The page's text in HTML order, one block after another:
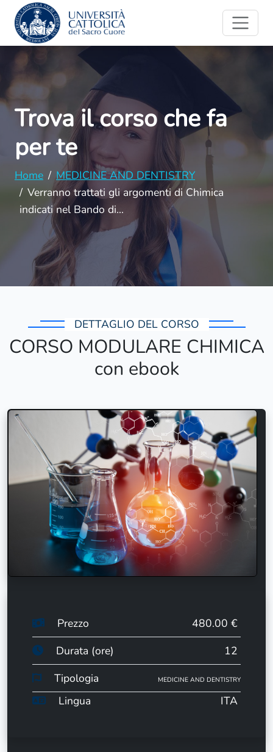
Trova il corso che fa
per te
Home
MEDICINE AND DENTISTRY
Verranno trattati gli argomenti di Chimica
indicati nel Bando di...
DETTAGLIO DEL CORSO
CORSO MODULARE CHIMICA
con ebook
Prezzo
480.00 €
Durata (ore)
12
Tipologia
MEDICINE AND DENTISTRY
Lingua ITA